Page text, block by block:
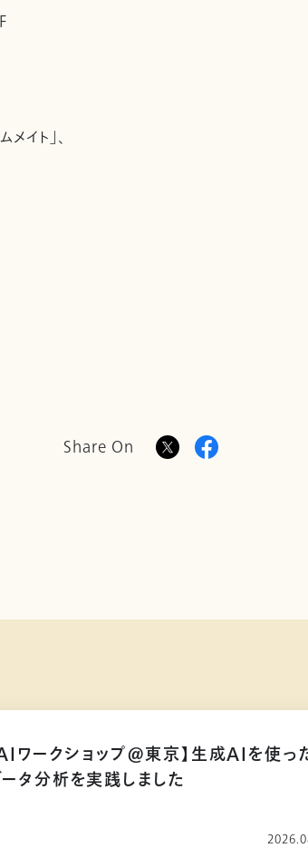
イト」、
Share On
ワークショップ@東京】生成AIを使っ
タ分析を実践しました